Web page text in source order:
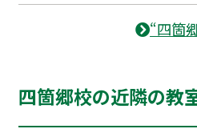
“四箇
四箇郷校の近隣の教